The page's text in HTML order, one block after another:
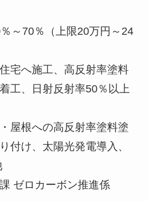
～70％（上限20万円～24
宅へ施工、高反射率塗料
工、日射反射率50％以上
屋根への高反射率塗料塗
付け、太陽光発電導入、
ゼロカーボン推進係